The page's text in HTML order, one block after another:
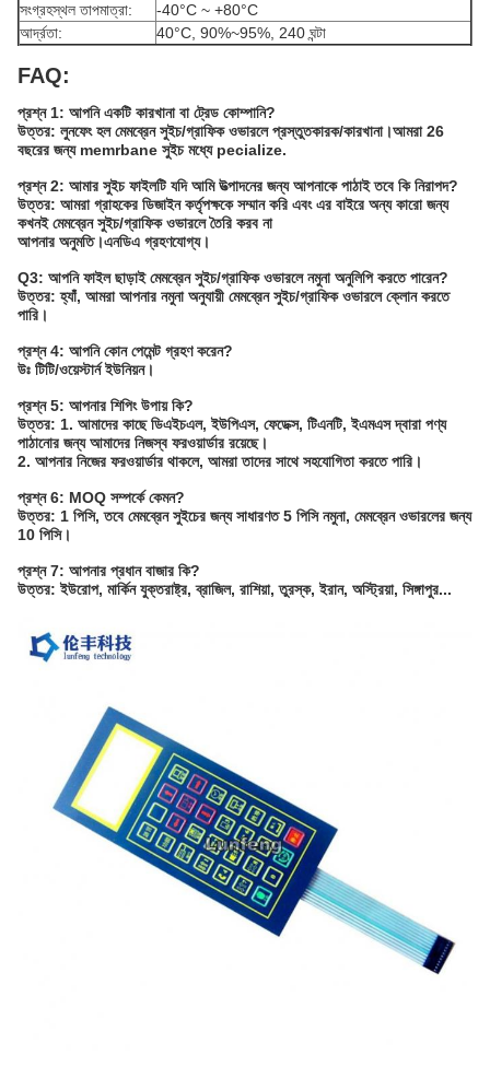
সংগ্রহস্থল তাপমাত্রা:
-40°C ~ +80°C
আর্দ্রতা:
40°C, 90%~95%, 240 ঘন্টা
FAQ:
প্রশ্ন 1: আপনি একটি কারখানা বা ট্রেড কোম্পানি?
উত্তর: লুনফেং হল মেমব্রেন সুইচ/গ্রাফিক ওভারলে প্রস্তুতকারক/কারখানা।আমরা 26
বছরের জন্য memrbane সুইচ মধ্যে pecialize.
প্রশ্ন 2: আমার সুইচ ফাইলটি যদি আমি উত্পাদনের জন্য আপনাকে পাঠাই তবে কি নিরাপদ?
উত্তর: আমরা গ্রাহকের ডিজাইন কর্তৃপক্ষকে সম্মান করি এবং এর বাইরে অন্য কারো জন্য
কখনই মেমব্রেন সুইচ/গ্রাফিক ওভারলে তৈরি করব না
আপনার অনুমতি।এনডিএ গ্রহণযোগ্য।
Q3: আপনি ফাইল ছাড়াই মেমব্রেন সুইচ/গ্রাফিক ওভারলে নমুনা অনুলিপি করতে পারেন?
উত্তর: হ্যাঁ, আমরা আপনার নমুনা অনুযায়ী মেমব্রেন সুইচ/গ্রাফিক ওভারলে ক্লোন করতে
পারি।
প্রশ্ন 4: আপনি কোন পেমেন্ট গ্রহণ করেন?
উঃ টিটি/ওয়েস্টার্ন ইউনিয়ন।
প্রশ্ন 5: আপনার শিপিং উপায় কি?
উত্তর: 1. আমাদের কাছে ডিএইচএল, ইউপিএস, ফেডেক্স, টিএনটি, ইএমএস দ্বারা পণ্য
পাঠানোর জন্য আমাদের নিজস্ব ফরওয়ার্ডার রয়েছে।
2. আপনার নিজের ফরওয়ার্ডার থাকলে, আমরা তাদের সাথে সহযোগিতা করতে পারি।
প্রশ্ন 6: MOQ সম্পর্কে কেমন?
উত্তর: 1 পিসি, তবে মেমব্রেন সুইচের জন্য সাধারণত 5 পিসি নমুনা, মেমব্রেন ওভারলের জন্য
10 পিসি।
প্রশ্ন 7: আপনার প্রধান বাজার কি?
উত্তর: ইউরোপ, মার্কিন যুক্তরাষ্ট্র, ব্রাজিল, রাশিয়া, তুরস্ক, ইরান, অস্ট্রিয়া, সিঙ্গাপুর...